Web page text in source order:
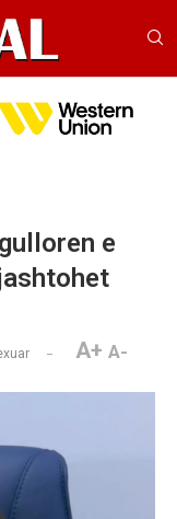
e
A+ A-